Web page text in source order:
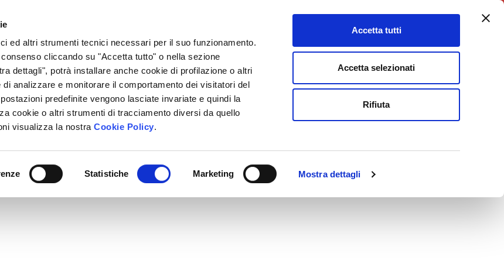
ed altri strumenti tecnici necessari per il suo funzionamento.
cliccando su "Accetta tutto" o nella sezione
dettagli", potrà installare anche cookie di profilazione o altri
analizzare e monitorare il comportamento dei visitatori del
predefinite vengono lasciate invariate e quindi la
cookie o altri strumenti di tracciamento diversi da quello
visualizza la nostraCookie Policy.
Statistiche Marketing Mostra dettagli
Accetta tutti
Accetta selezionati
Rifiuta
Charity Point
Sedi Locali
DONA ORA